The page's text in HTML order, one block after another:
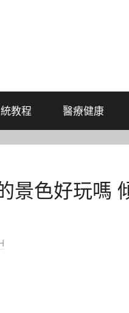
教程 醫療健康
景色好玩嗎